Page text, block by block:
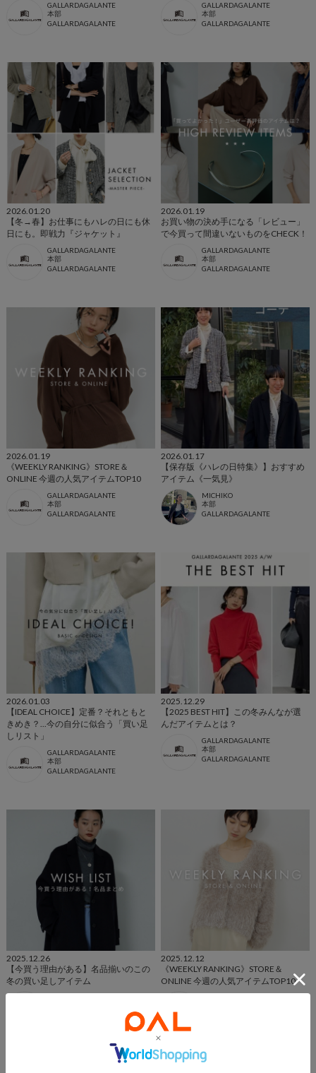
GALLARDAGALANTE
本部
GALLARDAGALANTE
GALLARDAGALANTE
本部
GALLARDAGALANTE
2026.01.20
【冬→春】お仕事にもハレの日にも休
日にも。即戦力『ジャケット』
GALLARDAGALANTE
本部
GALLARDAGALANTE
2026.01.19
お買い物の決め手になる「レビュー」
で今買って間違いないものをCHECK！
GALLARDAGALANTE
本部
GALLARDAGALANTE
2026.01.19
《WEEKLY RANKING》STORE＆
ONLINE 今週の人気アイテムTOP10
GALLARDAGALANTE
本部
GALLARDAGALANTE
2026.01.17
【保存版《ハレの日特集》】おすすめ
アイテム《一気見》
MICHIKO
本部
GALLARDAGALANTE
2026.01.03
【IDEAL CHOICE】定番？それともと
きめき？...今の自分に似合う「買い足
しリスト」
GALLARDAGALANTE
本部
GALLARDAGALANTE
2025.12.29
【2025 BEST HIT】この冬みんなが選
んだアイテムとは？
GALLARDAGALANTE
本部
GALLARDAGALANTE
2025.12.26
【今買う理由がある】名品揃いのこの
冬の買い足しアイテム
2025.12.12
《WEEKLY RANKING》STORE＆
ONLINE 今週の人気アイテムTOP10